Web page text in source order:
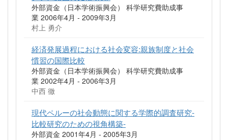
外部資金（日本学術振興会） 科学研究費助成事
業 2006年4月 - 2009年3月
村上 勇介
経済発展過程における社会変容:親族制度と社会
慣習の国際比較
外部資金（日本学術振興会） 科学研究費助成事
業 2002年4月 - 2006年3月
中西 徹
現代ペルーの社会動態に関する学際的調査研究-
比較研究のための視角構築-
外部資金 2001年4月 - 2005年3月